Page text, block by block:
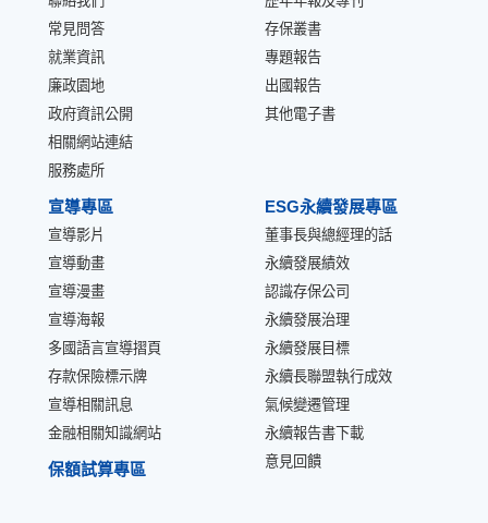
常見問答
就業資訊
廉政園地
政府資訊公開
相關網站連結
服務處所
存保叢書
專題報告
出國報告
其他電子書
宣導專區
宣導影片
宣導動畫
宣導漫畫
宣導海報
多國語言宣導摺頁
存款保險標示牌
宣導相關訊息
金融相關知識網站
ESG永續發展專區
董事長與總經理的話
永續發展績效
認識存保公司
永續發展治理
永續發展目標
永續長聯盟執行成效
氣候變遷管理
永續報告書下載
意見回饋
保額試算專區